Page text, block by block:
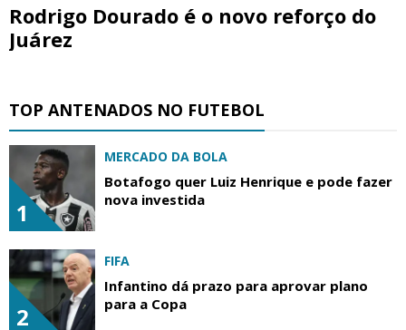
Rodrigo Dourado é o novo reforço do
Juárez
TOP ANTENADOS NO FUTEBOL
1
MERCADO DA BOLA
Botafogo quer Luiz Henrique e pode fazer
nova investida
2
FIFA
Infantino dá prazo para aprovar plano
para a Copa